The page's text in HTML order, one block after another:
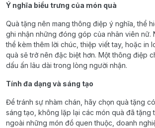
Ý nghĩa biểu trưng của món quà
Quà tặng nên mang thông điệp ý nghĩa, thể
ghi nhận những đóng góp của nhân viên nữ.
thể kèm thêm lời chúc, thiệp viết tay, hoặc in
quà sẽ trở nên đặc biệt hơn. Một thông điệp
dấu ấn lâu dài trong lòng người nhận.
Tính đa dạng và sáng tạo
Để tránh sự nhàm chán, hãy chọn quà tặng
sáng tạo, không lặp lại các món quà đã tặng
ngoài những món đồ quen thuộc, doanh